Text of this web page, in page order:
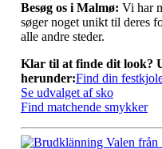
Besøg os i Malmø: Vi har
søger noget unikt til deres
alle andre steder.
Klar til at finde dit look?
herunder:Find din
Se udvalget af sko
Find matchende smykker